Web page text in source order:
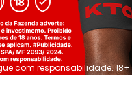
com responsabilidade. 18+